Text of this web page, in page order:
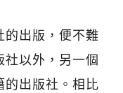
的出版，便不難
以外，另一個
的出版社。相比